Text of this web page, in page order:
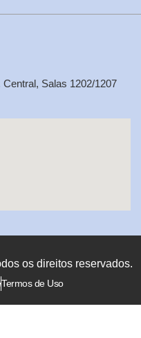
Salas 1202/1207
os direitos reservados.
Termos de Uso